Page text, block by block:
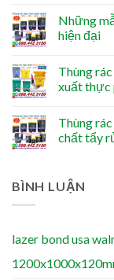
Những
hiện đại
Thùng
xuất thực
Thùng
chất tẩy
BÌNH LUẬN
lazer bond usa